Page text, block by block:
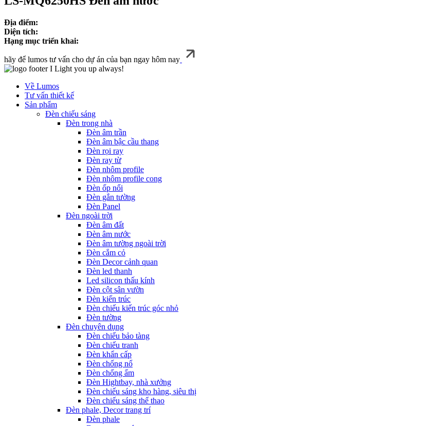
Địa điểm:
Diện tích:
Hạng mục triển khai:
hãy để lumos tư vấn cho dự án của bạn ngay hôm nay
I Light you up always!
Về Lumos
Tư vấn thiết kế
Sản phẩm
Đèn chiếu sáng
Đèn trong nhà
Đèn âm trần
Đèn âm bậc cầu thang
Đèn rọi ray
Đèn ray từ
Đèn nhôm profile
Đèn nhôm profile cong
Đèn ốp nổi
Đèn gắn tường
Đèn Panel
Đèn ngoài trời
Đèn âm đất
Đèn âm nước
Đèn âm tường ngoài trời
Đèn cắm cỏ
Đèn Decor cảnh quan
Đèn led thanh
Led silicon thấu kính
Đèn cột sân vườn
Đèn kiến trúc
Đèn chiếu kiến trúc góc nhỏ
Đèn tường
Đèn chuyên dụng
Đèn chiếu bảo tàng
Đèn chiếu tranh
Đèn khẩn cấp
Đèn chống nổ
Đèn chống ẩm
Đèn Hightbay, nhà xưởng
Đèn chiếu sáng kho hàng, siêu thị
Đèn chiếu sáng thể thao
Đèn phale, Decor trang trí
Đèn phale